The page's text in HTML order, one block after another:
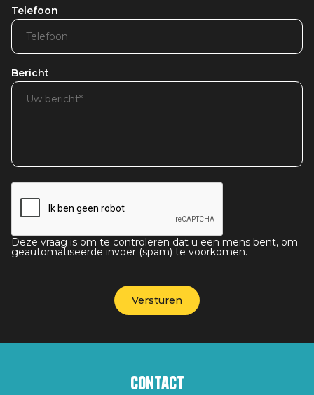
Telefoon
Bericht
Deze vraag is om te controleren dat u een mens bent, om
geautomatiseerde invoer (spam) te voorkomen.
Contact